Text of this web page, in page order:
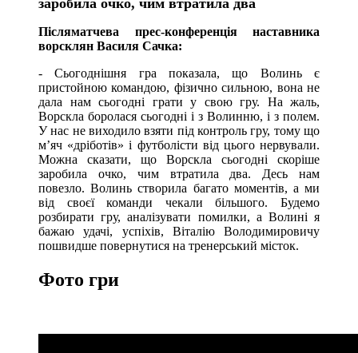
Післяматчева прес-конференція наставника
ворсклян Василя Сачка:
- Сьогоднішня гра показала, що Волинь є
пристойною командою, фізично сильною, вона не
дала нам сьогодні грати у свою гру. На жаль,
Ворскла боролася сьогодні і з Волинню, і з полем.
У нас не виходило взяти під контроль гру, тому що
м’яч «дріботів» і футболісти від цього нервували.
Можна сказати, що Ворскла сьогодні скоріше
заробила очко, чим втратила два. Десь нам
повезло. Волинь створила багато моментів, а ми
від своєї команди чекали більшого. Будемо
розбирати гру, аналізувати помилки, а Волині я
бажаю удачі, успіхів, Віталію Володимировичу
пошвидше повернутися на тренерський місток.
Фото гри